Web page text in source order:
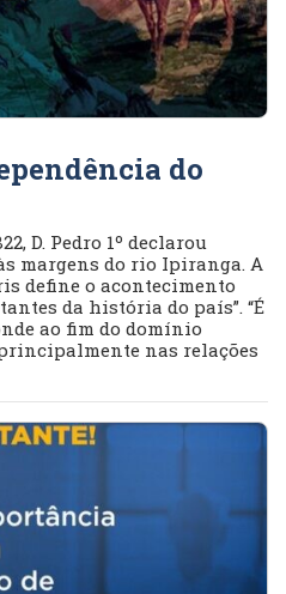
do
D. Pedro 1º declarou
margens do rio Ipiranga. A
define o acontecimento
da história do país”. “É
ao fim do domínio
nas relações